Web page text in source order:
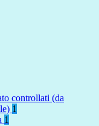
controllati (da
1
1